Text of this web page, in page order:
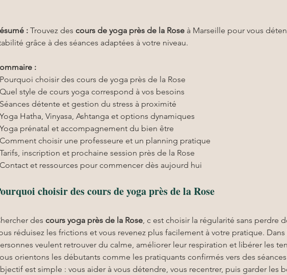
: Trouvez des cours de yoga près de la Rose à Marseille pour vous
grâce à des séances adaptées à votre niveau.
:
choisir des cours de yoga près de la Rose
style de cours yoga correspond à vos besoins
détente et gestion du stress à proximité
Hatha, Vinyasa, Ashtanga et options dynamiques
prénatal et accompagnement du bien être
choisir une professeure et un planning pratique
inscription et prochaine session près de la Rose
et ressources pour commencer dès aujourd hui
choisir des cours de yoga près de la Rose
des cours yoga près de la Rose, c est choisir la régularité sans
réduisez les frictions et vous revenez plus facilement à votre pratique. Dans
veulent retrouver du calme, améliorer leur respiration et libérer les
orientons les débutants comme les pratiquants confirmés vers des
est simple : vous aider à vous détendre, vous recentrer, puis garder les